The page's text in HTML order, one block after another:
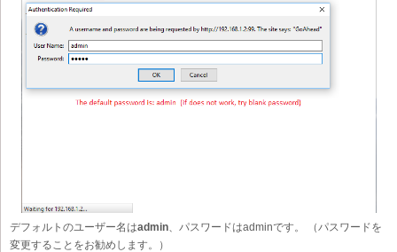
デフォルトのユーザー名はadmin、パスワードはadminです。 （パスワードを
変更することをお勧めします。）